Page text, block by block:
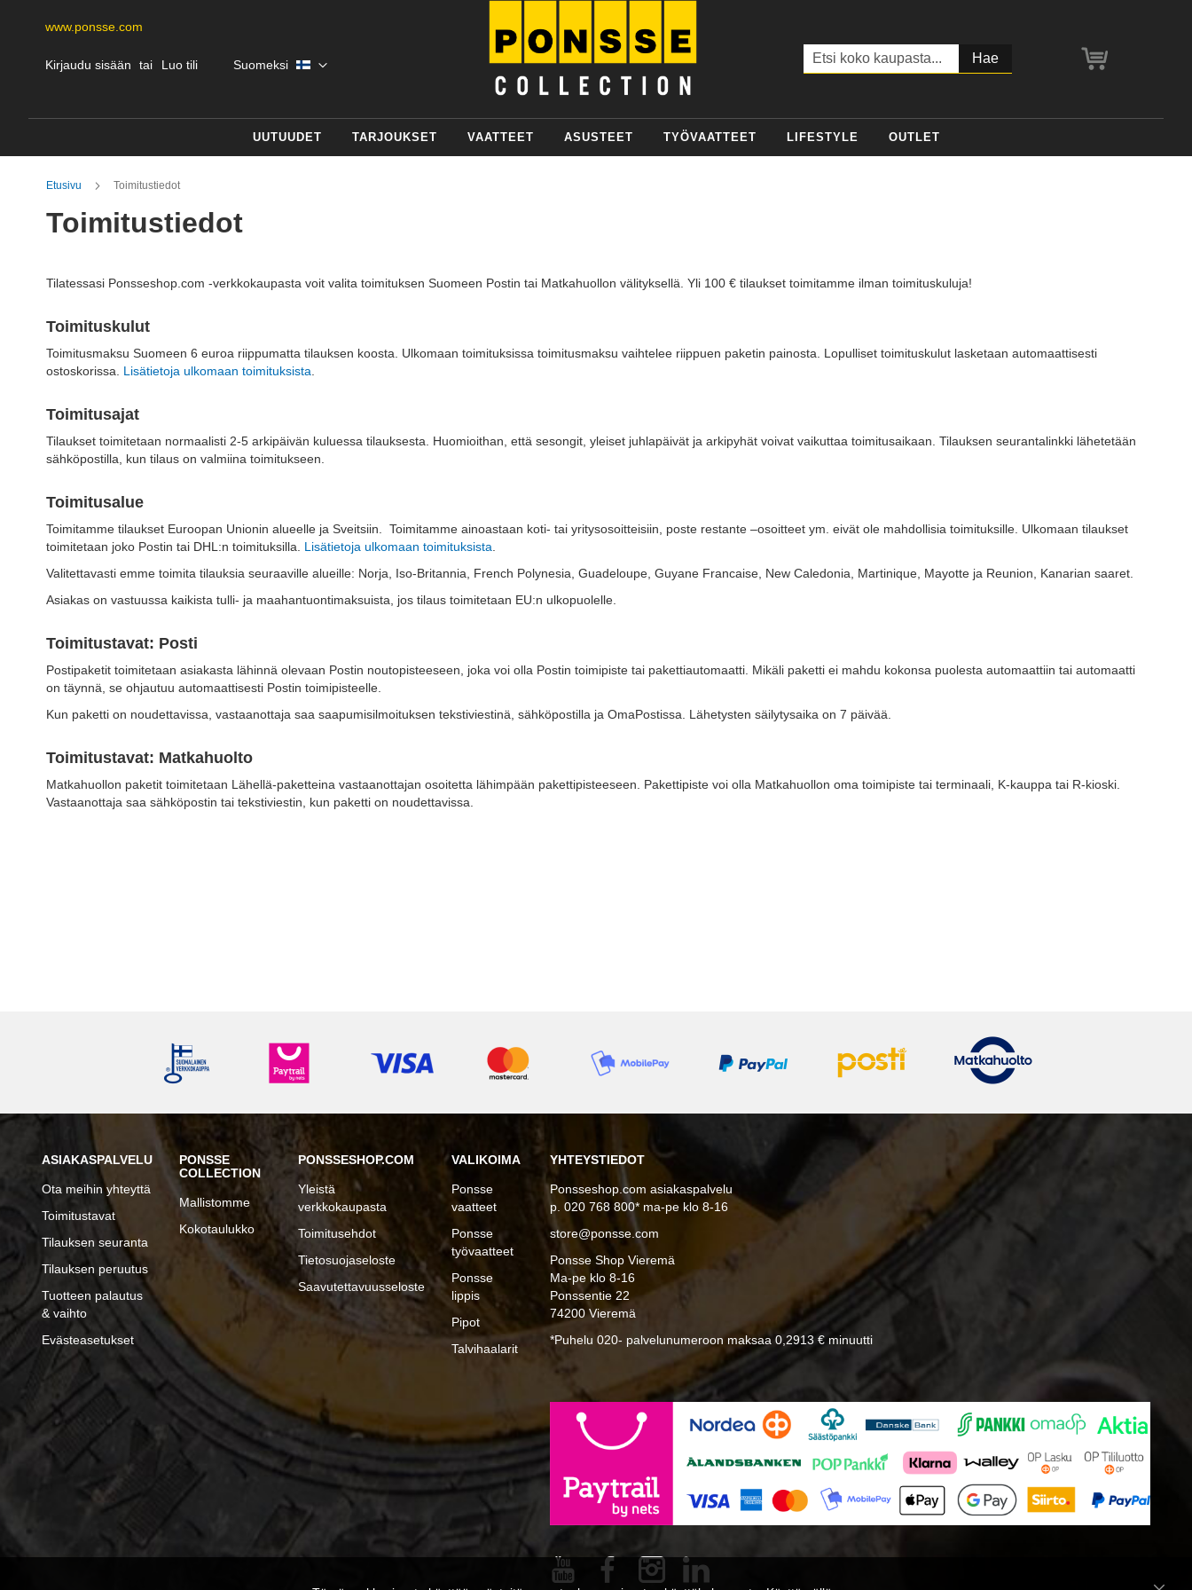
www.ponsse.com
Skip
Kirjaudu sisään Luo tili Kieli
Suomeksi
UUTUUDET TARJOUKSET VAATTEET ASUSTEET TYÖVAATTEET LIFESTYLE OUTLET
Etusivu Toimitustiedot
Toimitustiedot
Tilatessasi Ponsseshop.com -verkkokaupasta voit valita toimituksen Suomeen Postin tai Matkahuollon välityksellä. Yli 100 € tilaukset toimitamme ilman toimituskuluja!
Toimituskulut
Toimitusmaksu Suomeen 6 euroa riippumatta tilauksen koosta. Ulkomaan toimituksissa toimitusmaksu vaihtelee riippuen paketin painosta. Lopulliset toimituskulut lasketaan automaattisesti
ostoskorissa. Lisätietoja ulkomaan toimituksista.
Toimitusajat
Tilaukset toimitetaan normaalisti 2-5 arkipäivän kuluessa tilauksesta. Huomioithan, että sesongit, yleiset juhlapäivät ja arkipyhät voivat vaikuttaa toimitusaikaan. Tilauksen seurantalinkki lähetetään
sähköpostilla, kun tilaus on valmiina toimitukseen.
Toimitusalue
Toimitamme tilaukset Euroopan Unionin alueelle ja Sveitsiin. Toimitamme ainoastaan koti- tai yritysosoitteisiin, poste restante –osoitteet ym. eivät ole mahdollisia toimituksille. Ulkomaan tilaukset
toimitetaan joko Postin tai DHL:n toimituksilla. Lisätietoja ulkomaan toimituksista.
Valitettavasti emme toimita tilauksia seuraaville alueille: Norja, Iso-Britannia, French Polynesia, Guadeloupe, Guyane Francaise, New Caledonia, Martinique, Mayotte ja Reunion, Kanarian saaret.
Asiakas on vastuussa kaikista tulli- ja maahantuontimaksuista, jos tilaus toimitetaan EU:n ulkopuolelle.
Toimitustavat: Posti
Postipaketit toimitetaan asiakasta lähinnä olevaan Postin noutopisteeseen, joka voi olla Postin toimipiste tai pakettiautomaatti. Mikäli paketti ei mahdu kokonsa puolesta automaattiin tai automaatti
on täynnä, se ohjautuu automaattisesti Postin toimipisteelle.
Kun paketti on noudettavissa, vastaanottaja saa saapumisilmoituksen tekstiviestinä, sähköpostilla ja OmaPostissa. Lähetysten säilytysaika on 7 päivää.
Toimitustavat: Matkahuolto
Matkahuollon paketit toimitetaan Lähellä-paketteina vastaanottajan osoitetta lähimpään pakettipisteeseen. Pakettipiste voi olla Matkahuollon oma toimipiste tai terminaali, K-kauppa tai R-kioski.
Vastaanottaja saa sähköpostin tai tekstiviestin, kun paketti on noudettavissa.
ASIAKASPALVELU
Ota meihin yhteyttä
Toimitustavat
Tilauksen seuranta
Tilauksen peruutus
Tuotteen palautus
& vaihto
Evästeasetukset
PONSSE
COLLECTION
Mallistomme
Kokotaulukko
PONSSESHOP.COM
Yleistä
verkkokaupasta
Toimitusehdot
Tietosuojaseloste
Saavutettavuusseloste
VALIKOIMA
Ponsse
vaatteet
Ponsse
työvaatteet
Ponsse
lippis
Pipot
Talvihaalarit
YHTEYSTIEDOT
Ponsseshop.com asiakaspalvelu
p. 020 768 800* ma-pe klo 8-16
store@ponsse.com
Ponsse Shop Vieremä
Ma-pe klo 8-16
Ponssentie 22
74200 Vieremä
*Puhelu 020- palvelunumeroon maksaa 0,2913 € minuutti